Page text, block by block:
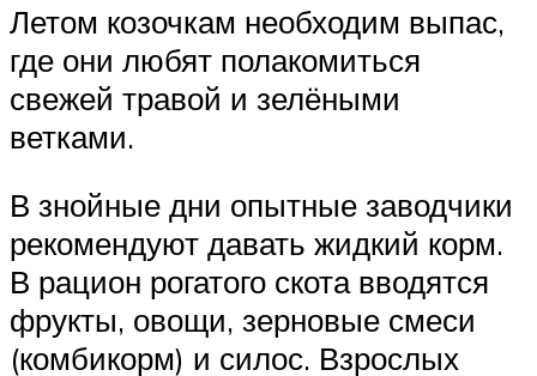
Летом козочкам необходим выпас,
где они любят полакомиться
свежей травой и зелёными
ветками.
В знойные дни опытные заводчики
рекомендуют давать жидкий корм.
В рацион рогатого скота вводятся
фрукты, овощи, зерновые смеси
(комбикорм) и силос. Взрослых